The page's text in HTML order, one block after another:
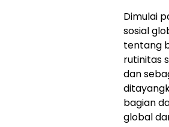
Dimulai
sosial
tentang
rutinitas
dan
bagian
global